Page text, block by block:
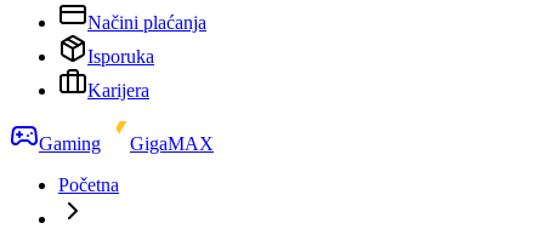
Načini plaćanja
Isporuka
Karijera
Gaming
GigaMAX
Početna